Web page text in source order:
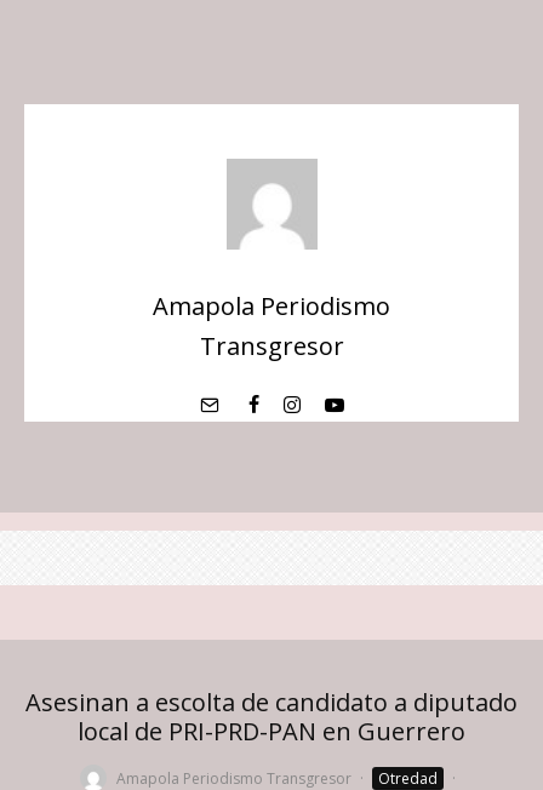
Amapola Periodismo
Transgresor
Asesinan a escolta de candidato a diputado
local de PRI-PRD-PAN en Guerrero
Amapola Periodismo Transgresor · Otredad
·